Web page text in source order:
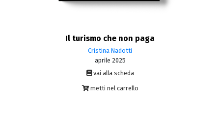
Il turismo che non paga
Cristina Nadotti
aprile 2025
vai alla scheda
metti nel carrello